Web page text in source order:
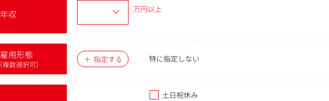
年収 万円以上
雇用形態
（複数選択可）
指定する 特に指定しない
土日祝休み